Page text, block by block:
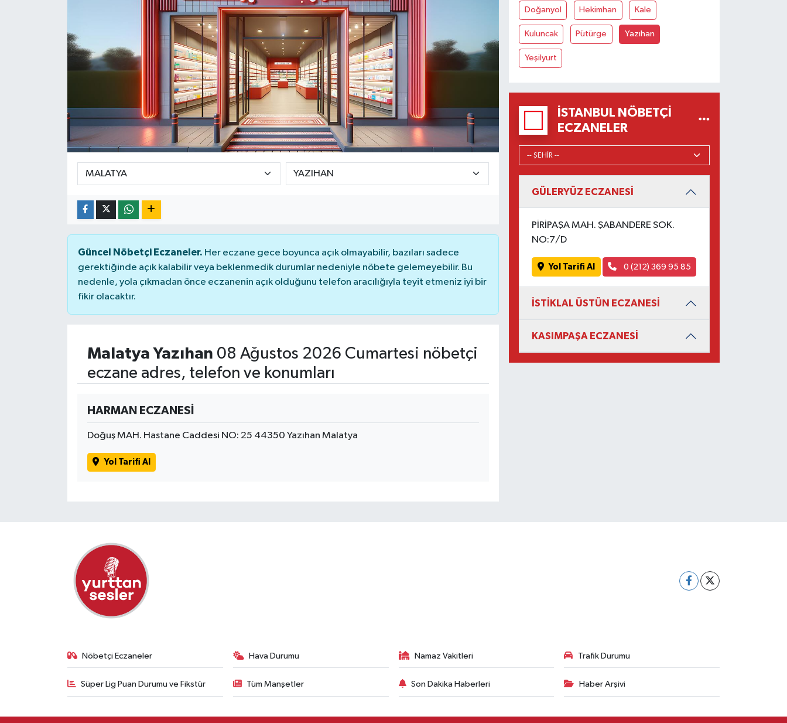
Güncel Nöbetçi Eczaneler. Her eczane gece boyunca açık olmayabilir, bazıları sadece
gerektiğinde açık kalabilir veya beklenmedik durumlar nedeniyle nöbete gelemeyebilir. Bu
nedenle, yola çıkmadan önce eczanenin açık olduğunu telefon aracılığıyla teyit etmeniz iyi bir
fikir olacaktır.
Malatya Yazıhan 08 Ağustos 2026 Cumartesi nöbetçi
eczane adres, telefon ve konumları
HARMAN ECZANESİ
Doğuş MAH. Hastane Caddesi NO: 25 44350 Yazıhan Malatya
Yol Tarifi Al
Doğanyol Hekimhan Kale
Kuluncak Pütürge Yazıhan
Yeşilyurt
İSTANBUL NÖBETÇI
ECZANELER
GÜLERYÜZ ECZANESİ
PİRİPAŞA MAH. ŞABANDERE SOK.
NO:7/D
Yol Tarifi Al 0 (212) 369 95 85
İSTİKLAL ÜSTÜN ECZANESİ
KASIMPAŞA ECZANESİ
Nöbetçi Eczaneler Hava Durumu Namaz Vakitleri Trafik Durumu
Süper Lig Puan Durumu ve Fikstür Tüm Manşetler Son Dakika Haberleri Haber Arşivi